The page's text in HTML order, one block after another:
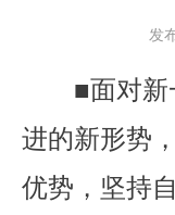
发
■面对新一
进的新形势
优势，坚持